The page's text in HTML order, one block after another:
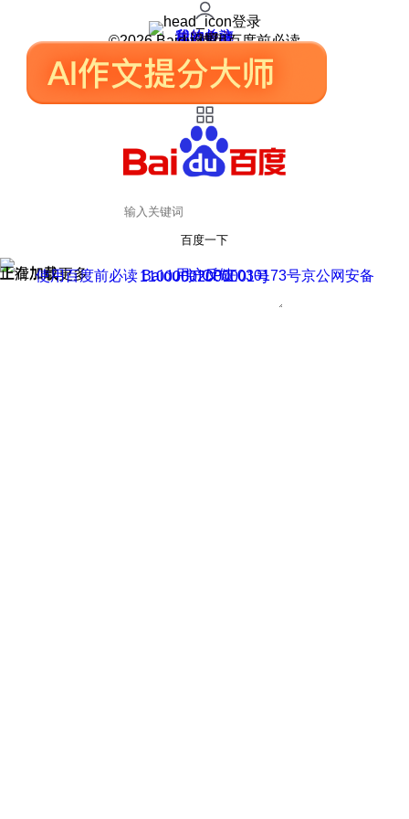
登录
我的关注
我的收藏
皮肤中心
用户反馈
设置
©2026 Baidu 使用百度前必读
百度一下
正在加载
上滑加载更多 用户反馈
使用百度前必读 Baidu 京ICP证030173号
京公网安备11000002000001号